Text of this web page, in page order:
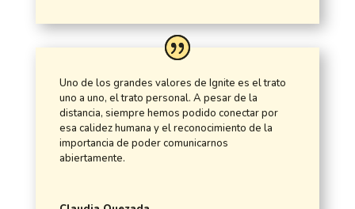
Uno de los grandes valores de Ignite es el trato
uno a uno, el trato personal. A pesar de la
distancia, siempre hemos podido conectar por
esa calidez humana y el reconocimiento de la
importancia de poder comunicarnos
abiertamente.